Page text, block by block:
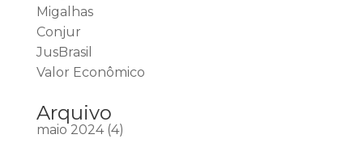
Migalhas
Conjur
JusBrasil
Valor Econômico
Arquivo
maio 2024(4)